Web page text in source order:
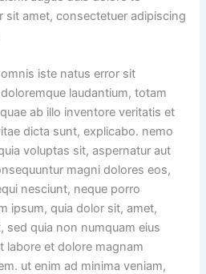
sit amet, consectetuer adipiscing
iste natus error sit
laudantium, totam
ab illo inventore veritatis et
dicta sunt, explicabo. nemo
voluptas sit, aspernatur aut
magni dolores eos,
nesciunt, neque porro
ipsum, quia dolor sit, amet,
sed quia non numquam eius
labore et dolore magnam
ut enim ad minima veniam,